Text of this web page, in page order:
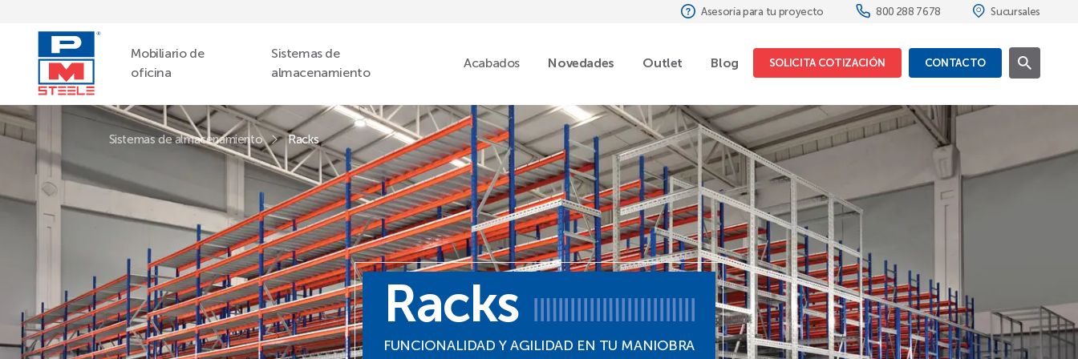
Asesoría para tu proyecto 800 288 7678 Sucursales
Mobiliario de
oficina
Sistemas de
almacenamiento
Acabados Novedades Outlet Blog SOLICITA COTIZACIÓN CONTACTO
Sistemas de almacenamiento Racks
Racks
FUNCIONALIDAD Y AGILIDAD EN TU MANIOBRA